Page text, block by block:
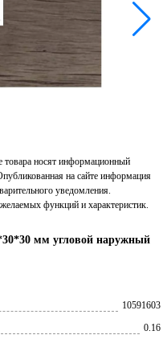
мм угловой наружный
10591603
0.16
товара носят информационный
на сайте информация
уведомления.
функций и характеристик.